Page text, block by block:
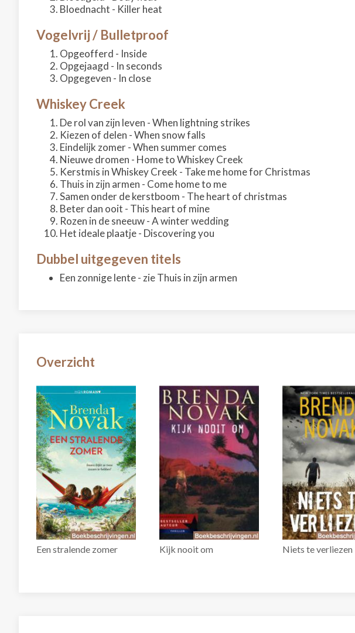
Bloednacht - Killer heat
Vogelvrij / Bulletproof
Opgeofferd - Inside
Opgejaagd - In seconds
Opgegeven - In close
Whiskey Creek
De rol van zijn leven - When lightning strikes
Kiezen of delen - When snow falls
Eindelijk zomer - When summer comes
Nieuwe dromen - Home to Whiskey Creek
Kerstmis in Whiskey Creek - Take me home for Christmas
Thuis in zijn armen - Come home to me
Samen onder de kerstboom - The heart of christmas
Beter dan ooit - This heart of mine
Rozen in de sneeuw - A winter wedding
Het ideale plaatje - Discovering you
Dubbel uitgegeven titels
Een zonnige lente - zie Thuis in zijn armen
Overzicht
Een stralende zomer Kijk nooit om Niets te verliezen